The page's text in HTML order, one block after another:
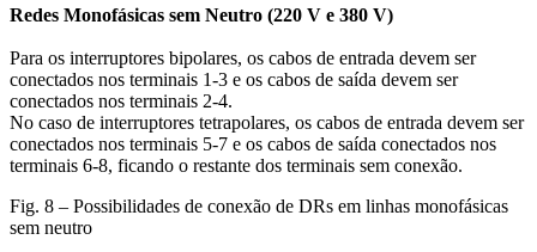
Redes Monofásicas sem Neutro (220 V e 380 V)
Para os interruptores bipolares, os cabos de entrada devem ser
conectados nos terminais 1-3 e os cabos de saída devem ser
conectados nos terminais 2-4.
No caso de interruptores tetrapolares, os cabos de entrada devem ser
conectados nos terminais 5-7 e os cabos de saída conectados nos
terminais 6-8, ficando o restante dos terminais sem conexão.
Fig. 8 – Possibilidades de conexão de DRs em linhas monofásicas
sem neutro